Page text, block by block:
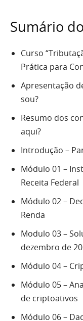
Sumário
Curso
Prática para
Apresentação
sou?
Resumo dos
aqui?
Introdução –
Módulo 01 –
Receita Federal
Módulo 02 –
Renda
Modulo 03 –
dezembro de
Módulo 04 –
Módulo 05 –
de criptoativos
Módulo 06 –